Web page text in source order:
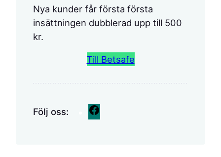
Nya kunder får första första
insättningen dubblerad upp till 500
kr.
Till Betsafe
Följ oss: